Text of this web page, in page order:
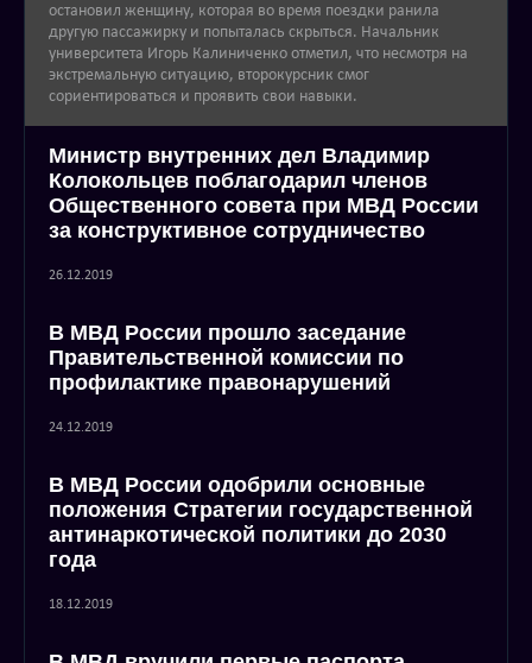
остановил женщину, которая во время поездки ранила
другую пассажирку и попыталась скрыться. Начальник
университета Игорь Калиниченко отметил, что несмотря на
экстремальную ситуацию, второкурсник смог
сориентироваться и проявить свои навыки.
Министр внутренних дел Владимир
Колокольцев поблагодарил членов
Общественного совета при МВД России
за конструктивное сотрудничество
26.12.2019
В МВД России прошло заседание
Правительственной комиссии по
профилактике правонарушений
24.12.2019
В МВД России одобрили основные
положения Стратегии государственной
антинаркотической политики до 2030
года
18.12.2019